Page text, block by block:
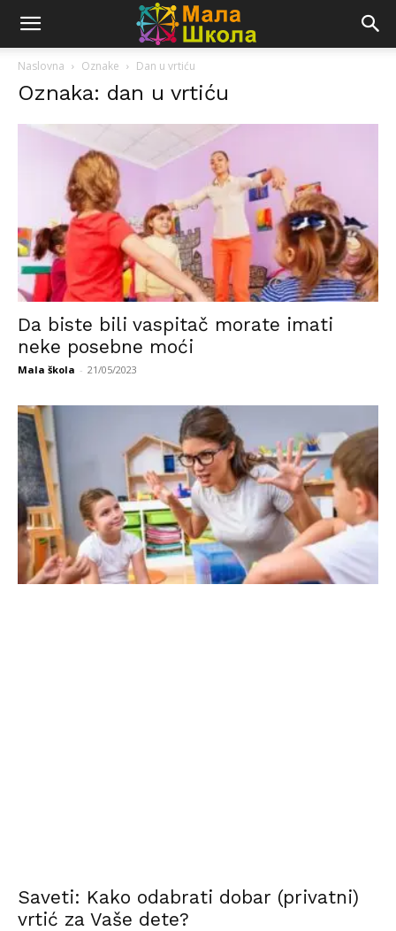
Naslovna Oznake Dan u vrtiću
Oznaka: dan u vrtiću
Da biste bili vaspitač morate imati
neke posebne moći
Mala škola - 21/05/2023
Saveti: Kako odabrati dobar (privatni)
vrtić za Vaše dete?